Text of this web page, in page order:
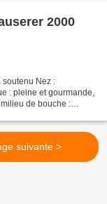
2000
Nez :
: pleine et gourmande,
de bouche :
suivante >